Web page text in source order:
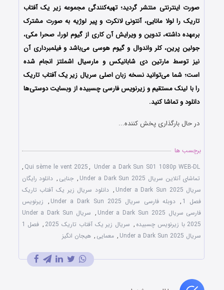
صورت اینترنتی منتشر گردید؛ تهیه‌کنندگی مجموعه زیر یک آفتاب
تاریک رالولا مانایی، آنتونی لانکرت و پیر لوژیه به صورت مشترک
برعهده داشته، تدوین و ویرایش آن کاری از گیوم لورا، صحرا مکی،
جولین پرین، کلر واندوال و گیوم هوسی می‌باشد و فیلمبرداری آن
نیز توسط مارتین دی شابانیکس و مارسیال اشملتز انجام شده
است؛ شما می‌توانید نسخه زبان اصلی سریال زیر یک آفتاب تاریک
را با لینک مستقیم و زیرنویس فارسی چسبیده از وبسایت دوستی‌ها
دانلود و تماشا کنید.
در حال بارگذاری پخش کننده...
برچسب ها
Qui sème le vent 2025, Under a Dark Sun S01 1080p WEB-DL
,
تماشای آنلاین سریال Under a Dark Sun 2025
, جنایی , دانلود رایگان
سریال Under a Dark Sun 2025
, دانلود سریال زیر یک آفتاب تاریک
فصل 1
, دوبله فارسی سریال Under a Dark Sun 2025 , زیرنویس
فارسی سریال Under a Dark Sun 2025
,
سریال Under a Dark Sun
2025 با زیرنویس چسبیده
, سریال زیر یک آفتاب تاریک 2025 ,
فصل 1
سریال Under a Dark Sun 2025
, معمایی , هیجان انگیز